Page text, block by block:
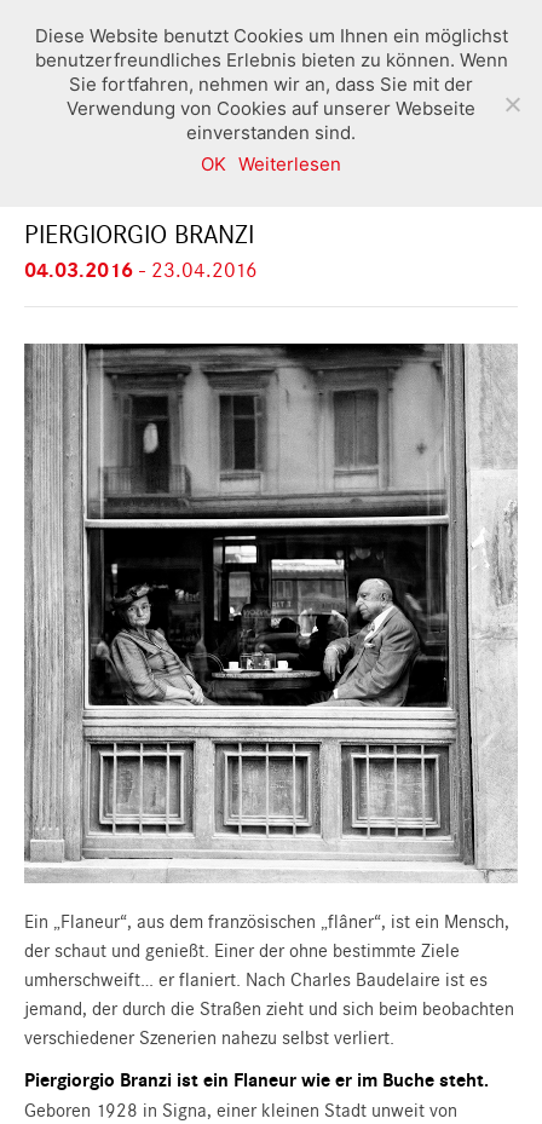
PIERGIORGIO BRANZI
04.03.2016 - 23.04.2016
Ein „Flaneur“, aus dem französischen „flâner“, ist ein Mensch,
der schaut und genießt. Einer der ohne bestimmte Ziele
umherschweift… er flaniert. Nach Charles Baudelaire ist es
jemand, der durch die Straßen zieht und sich beim beobachten
verschiedener Szenerien nahezu selbst verliert.
Piergiorgio Branzi ist ein Flaneur wie er im Buche steht.
Geboren 1928 in Signa, einer kleinen Stadt unweit von
Diese Website benutzt Cookies um Ihnen ein möglichst
benutzerfreundliches Erlebnis bieten zu können. Wenn
Sie fortfahren, nehmen wir an, dass Sie mit der
Verwendung von Cookies auf unserer Webseite
einverstanden sind.
OK Weiterlesen